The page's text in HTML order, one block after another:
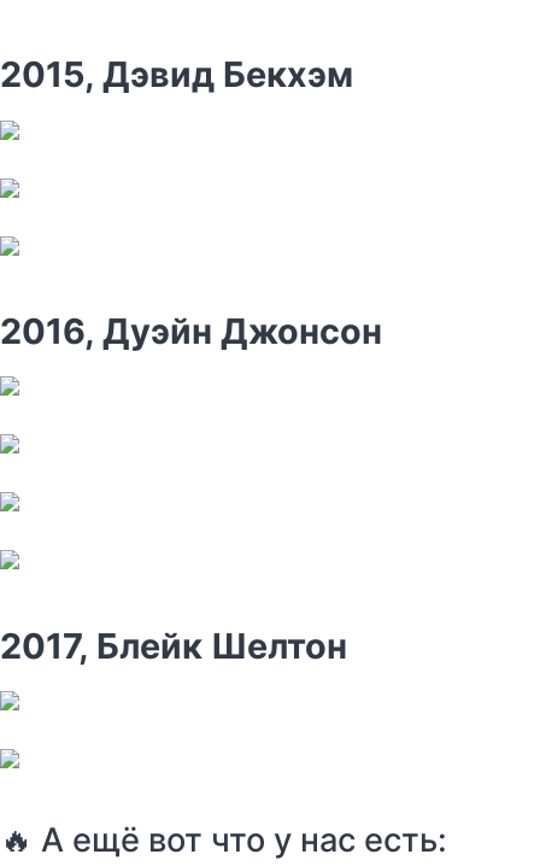
2015, Дэвид Бекхэм
2016, Дуэйн Джонсон
2017, Блейк Шелтон
🔥 А ещё вот что у нас есть: